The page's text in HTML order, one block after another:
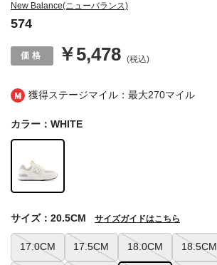
獲得ステージマイル：最大270マイル
New Balance(ニューバランス)
574
￥5,478 (税込)
カラー：WHITE
17.0CM 17.5CM 18.0CM 18.5CM
サイズ：20.5CM サイズガイドはこちら